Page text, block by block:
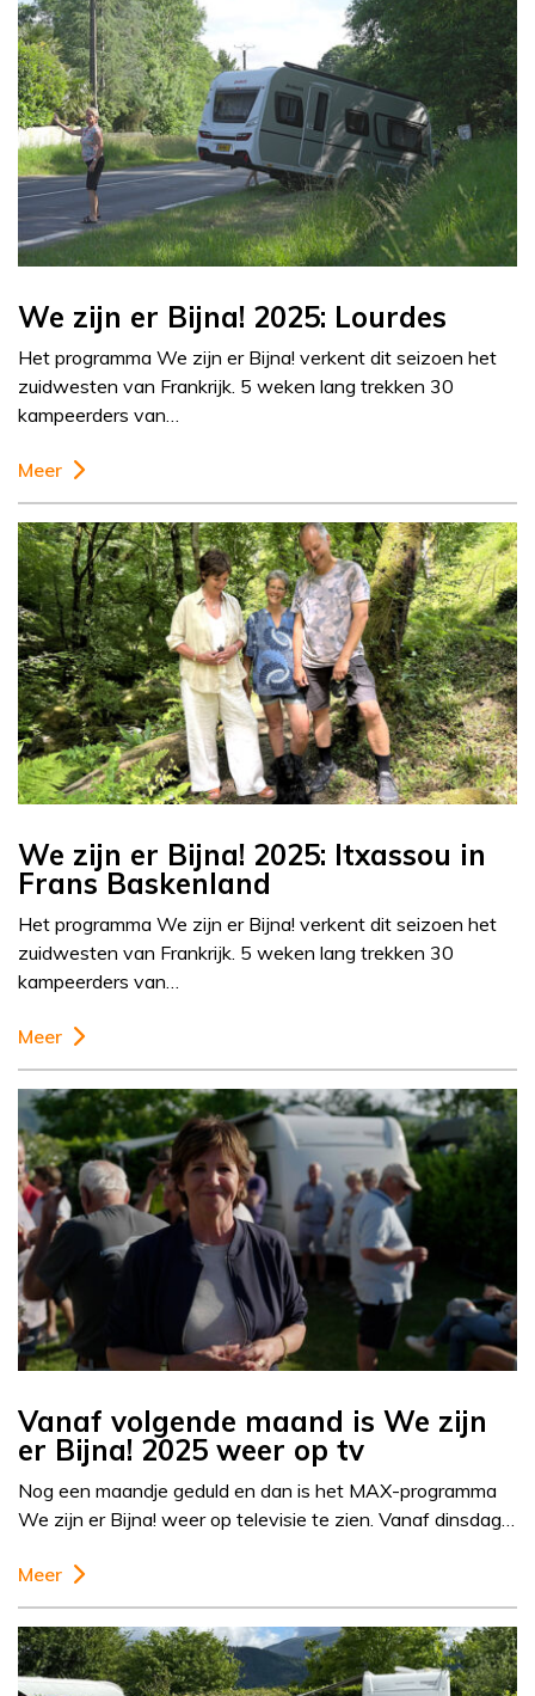
We zijn er Bijna! 2025: Lourdes
Het programma We zijn er Bijna! verkent dit seizoen het
zuidwesten van Frankrijk. 5 weken lang trekken 30
kampeerders van…
Meer
We zijn er Bijna! 2025: Itxassou in
Frans Baskenland
Het programma We zijn er Bijna! verkent dit seizoen het
zuidwesten van Frankrijk. 5 weken lang trekken 30
kampeerders van…
Meer
Vanaf volgende maand is We zijn
er Bijna! 2025 weer op tv
Nog een maandje geduld en dan is het MAX-programma
We zijn er Bijna! weer op televisie te zien. Vanaf dinsdag…
Meer